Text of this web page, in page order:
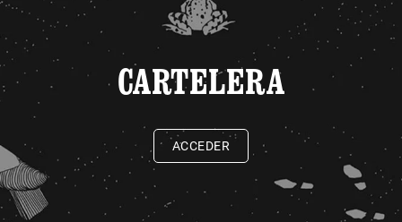
CARTELERA
ACCEDER